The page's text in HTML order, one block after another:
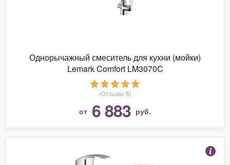
Однорычажный смеситель для кухни (мойки)
Lemark Comfort LM3070C
(Отзывы 8)
от 6 883 руб.